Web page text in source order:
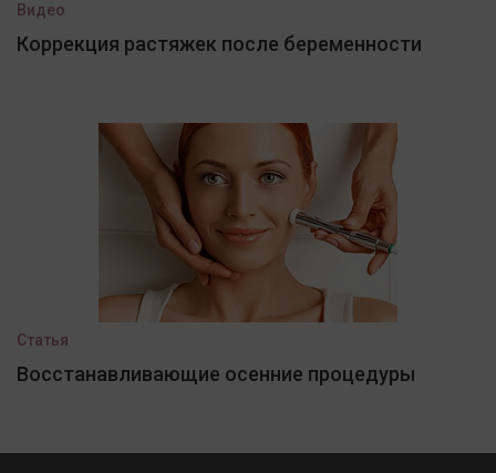
Видео
Коррекция растяжек после беременности
Статья
Восстанавливающие осенние процедуры